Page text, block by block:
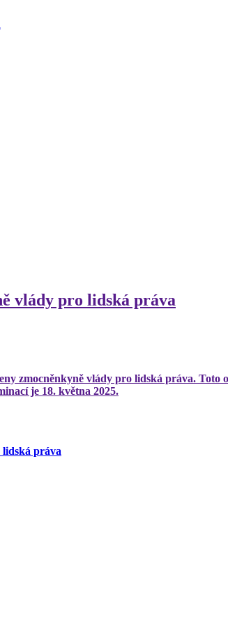
vlády pro lidská práva
zmocněnkyně vlády pro lidská práva.
je 18. května 2025.
lidská práva